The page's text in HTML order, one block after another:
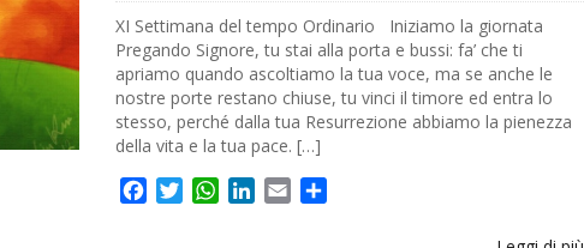
XI Settimana del tempo Ordinario Iniziamo la giornata
Pregando Signore, tu stai alla porta e bussi: fa’ che ti
apriamo quando ascoltiamo la tua voce, ma se anche le
nostre porte restano chiuse, tu vinci il timore ed entra lo
stesso, perché dalla tua Resurrezione abbiamo la pienezza
della vita e la tua pace. […]
Facebook
TwitterWhatsApp
LinkedIn
Email